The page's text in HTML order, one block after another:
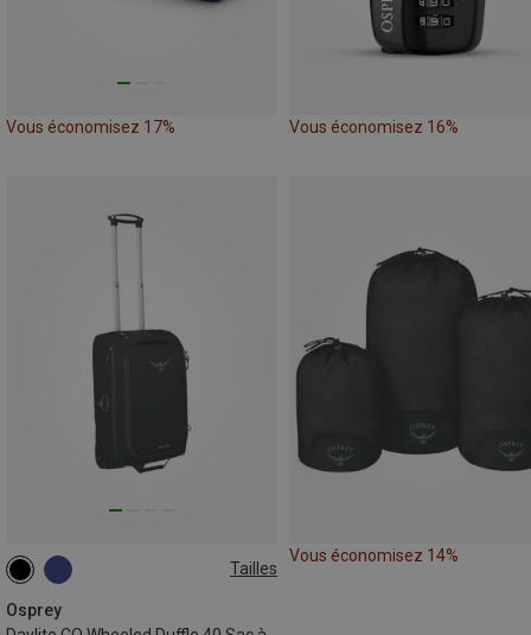
Vous économisez 17% Vous économisez 16%
Tailles
Osprey
40L
Vous économisez 14%